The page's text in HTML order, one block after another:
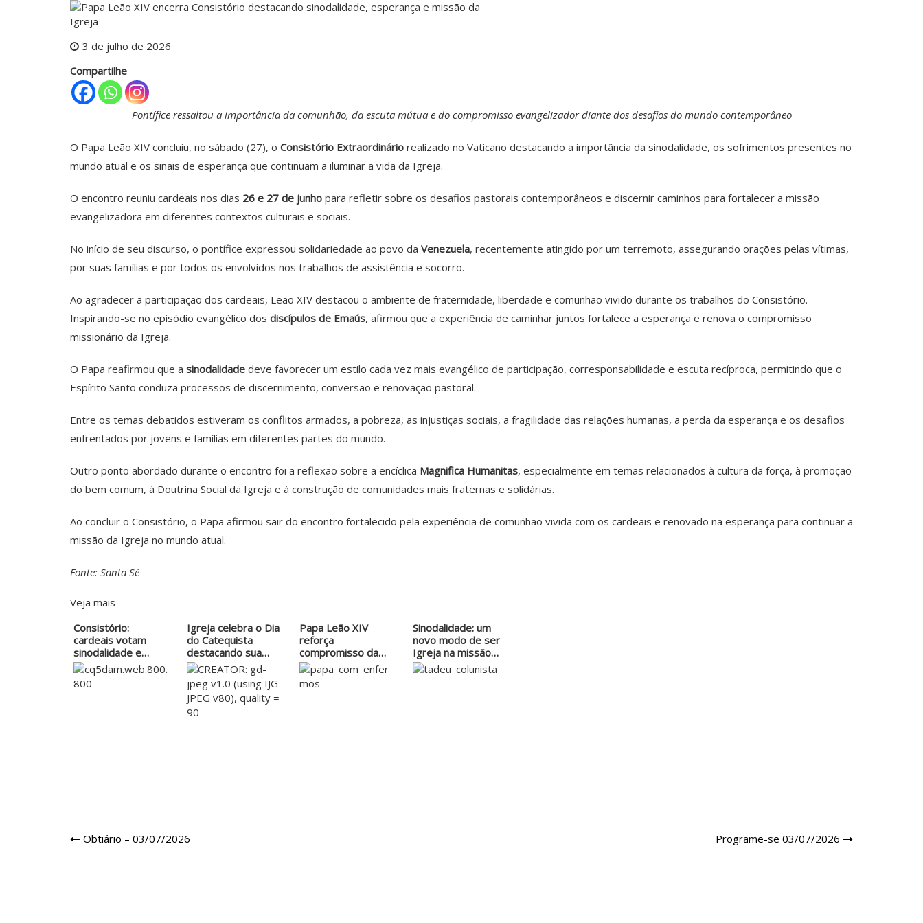
3 de julho de 2026
Compartilhe
Pontífice ressaltou a importância da comunhão, da escuta mútua e do compromisso evangelizador diante dos desafios do mundo contemporâneo
O Papa Leão XIV concluiu, no sábado (27), o Consistório Extraordinário realizado no Vaticano destacando a importância da sinodalidade, os sofrimentos presentes no
mundo atual e os sinais de esperança que continuam a iluminar a vida da Igreja.
O encontro reuniu cardeais nos dias 26 e 27 de junho para refletir sobre os desafios pastorais contemporâneos e discernir caminhos para fortalecer a missão
evangelizadora em diferentes contextos culturais e sociais.
No início de seu discurso, o pontífice expressou solidariedade ao povo da Venezuela, recentemente atingido por um terremoto, assegurando orações pelas vítimas,
por suas famílias e por todos os envolvidos nos trabalhos de assistência e socorro.
Ao agradecer a participação dos cardeais, Leão XIV destacou o ambiente de fraternidade, liberdade e comunhão vivido durante os trabalhos do Consistório.
Inspirando-se no episódio evangélico dos discípulos de Emaús, afirmou que a experiência de caminhar juntos fortalece a esperança e renova o compromisso
missionário da Igreja.
O Papa reafirmou que a sinodalidade deve favorecer um estilo cada vez mais evangélico de participação, corresponsabilidade e escuta recíproca, permitindo que o
Espírito Santo conduza processos de discernimento, conversão e renovação pastoral.
Entre os temas debatidos estiveram os conflitos armados, a pobreza, as injustiças sociais, a fragilidade das relações humanas, a perda da esperança e os desafios
enfrentados por jovens e famílias em diferentes partes do mundo.
Outro ponto abordado durante o encontro foi a reflexão sobre a encíclica Magnifica Humanitas, especialmente em temas relacionados à cultura da força, à promoção
do bem comum, à Doutrina Social da Igreja e à construção de comunidades mais fraternas e solidárias.
Ao concluir o Consistório, o Papa afirmou sair do encontro fortalecido pela experiência de comunhão vivida com os cardeais e renovado na esperança para continuar a
missão da Igreja no mundo atual.
Fonte: Santa Sé
Veja mais
Consistório:
cardeais votam
sinodalidade e
missão…
Igreja celebra o Dia
do Catequista
destacando sua…
Papa Leão XIV
reforça
compromisso da
Igreja com os
doentes
Sinodalidade: um
novo modo de ser
Igreja na missão…
Navegação
Obtiário – 03/07/2026 Programe-se 03/07/2026